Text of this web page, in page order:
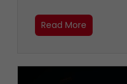
Read More